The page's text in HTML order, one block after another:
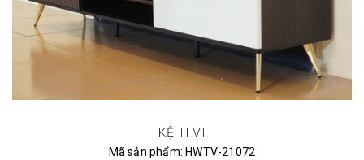
KỆ TI VI
Mã sản phẩm: HWTV-21072